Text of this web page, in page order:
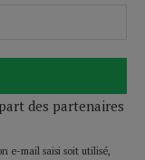
des partenaires
e-mail saisi soit utilisé,